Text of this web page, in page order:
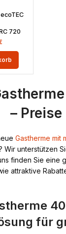
720
– Preise
Gastherme mit
Wir unterstützen
finden Sie eine
attraktive
für